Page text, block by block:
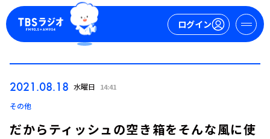
ログイン
2021.08.18 水曜日 14:41
その他
だからティッシュの空き箱をそんな風に使